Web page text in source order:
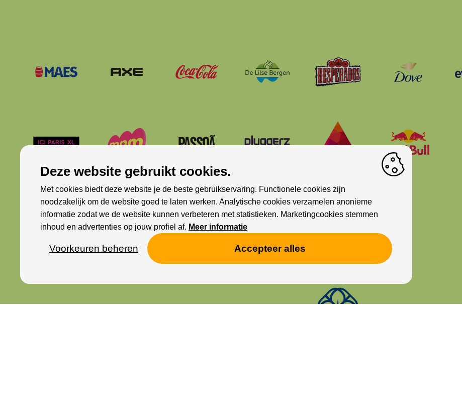
Deze website gebruikt cookies.
Met cookies biedt deze website je de beste gebruikservaring. Functionele cookies zijn
noodzakelijk om de website goed te laten werken. Analytische cookies verzamelen anonieme
informatie zodat we de website kunnen verbeteren met statistieken. Marketingcookies stemmen
inhoud en advertenties op jouw profiel af. Meer informatie
Voorkeuren beheren Accepteer alles